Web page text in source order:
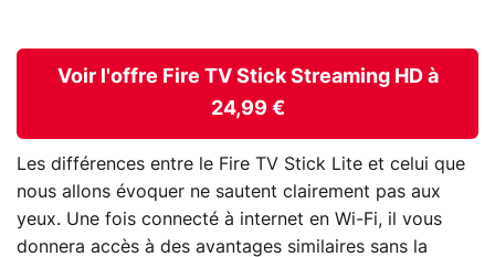
Voir l'offre Fire TV Stick Streaming HD à
24,99 €
Les différences entre le Fire TV Stick Lite et celui que
nous allons évoquer ne sautent clairement pas aux
yeux. Une fois connecté à internet en Wi-Fi, il vous
donnera accès à des avantages similaires sans la